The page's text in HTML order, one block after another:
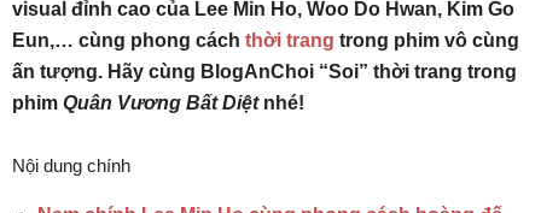
visual đỉnh cao của Lee Min Ho, Woo Do Hwan, Kim Go
Eun,… cùng phong cách thời trang trong phim vô cùng
ấn tượng. Hãy cùng BlogAnChoi “Soi” thời trang trong
phim Quân Vương Bất Diệtnhé!
Nội dung chính